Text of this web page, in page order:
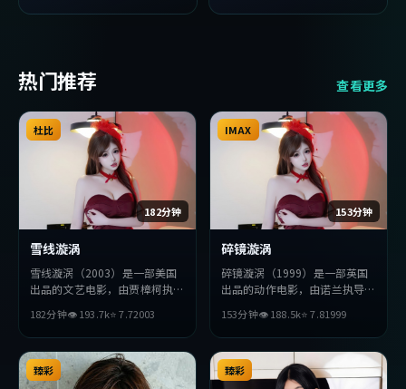
热门推荐 查看更多
182分钟
杜比
雪线漩涡
雪线漩涡（2003）是一部美国
出品的文艺电影，由贾樟柯执
演。影片在叙事与视听上力求突
破，探讨人性与抉择，节奏张弛
有度，适合喜欢该类型的观众完
整观看。
182分钟👁193.7k⭐7.72003
153分钟
IMAX
碎镜漩涡
碎镜漩涡（1999）是一部英国
出品的动作电影，由诺兰执导，
影片在叙事与视听上力求突破，
探讨人性与抉择，节奏张弛有
度，适合喜欢该类型的观众完整
观看。
153分钟👁188.5k⭐7.81999
臻彩 臻彩